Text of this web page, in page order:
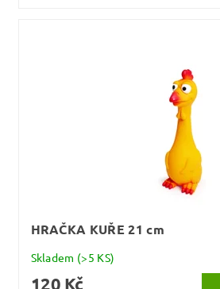
HRAČKA KUŘE 21 cm
Skladem (>5 KS)
120 Kč